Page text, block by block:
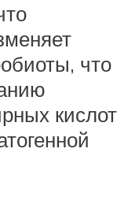
что
кислот